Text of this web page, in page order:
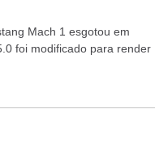
Mach 1 esgotou em
foi modificado para render